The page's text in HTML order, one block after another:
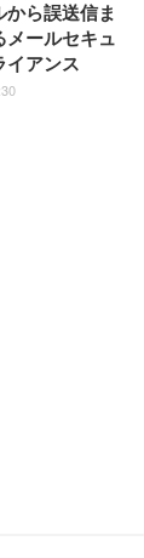
から誤送信ま
メールセキュ
イアンス